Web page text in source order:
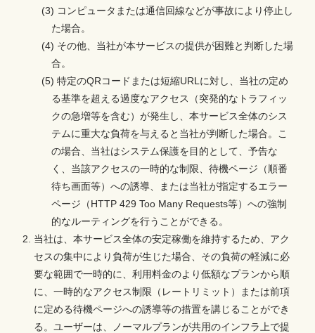
(3) コンピュータまたは通信回線などが事故により停止し
た場合。
(4) その他、当社が本サービスの提供が困難と判断した場
合。
(5) 特定のQRコードまたは短縮URLに対し、当社の定め
る基準を超える過度なアクセス（突発的なトラフィッ
クの急増等を含む）が発生し、本サービス全体のシス
テムに重大な負荷を与えると当社が判断した場合。こ
の場合、当社はシステム保護を目的として、予告な
く、当該アクセスの一時的な制限、待機ページ（順番
待ち画面等）への誘導、または当社が指定するエラー
ページ（HTTP 429 Too Many Requests等）への強制
的なルーティングを行うことができる。
当社は、本サービス全体の安定稼働を維持するため、アク
セスの集中により負荷が生じた場合、その負荷の軽減に必
要な範囲で一時的に、利用料金のより低額なプランから順
に、一時的なアクセス制限（レートリミット）または前項
に定める待機ページへの誘導等の措置を講じることができ
る。ユーザーは、ノーマルプランが共用のインフラ上で提